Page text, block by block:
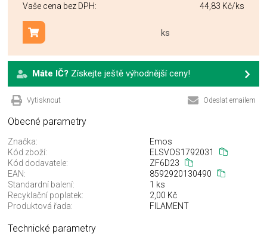
Vaše cena bez DPH: 44,83 Kč/ks
ks
Přidat do košíku
Máte IČ? Získejte ještě výhodnější ceny!
Vytisknout Odeslat emailem
Obecné parametry
Značka:
Emos
Kód zboží:
ELSVOS1792031
Kód dodavatele:
ZF6D23
EAN:
8592920130490
Standardní balení:
1 ks
Recyklační poplatek:
2,00 Kč
Produktová řada:
FILAMENT
Technické parametry